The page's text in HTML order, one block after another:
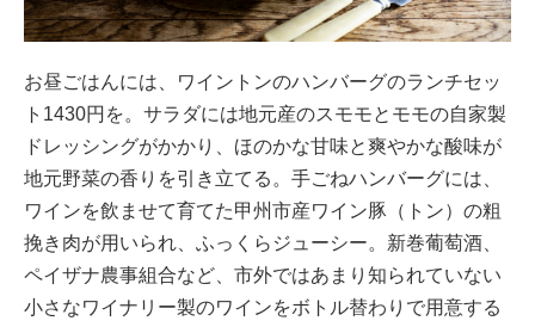
お昼ごはんには、ワイントンのハンバーグのランチセッ
ト1430円を。サラダには地元産のスモモとモモの自家製
ドレッシングがかかり、ほのかな甘味と爽やかな酸味が
地元野菜の香りを引き立てる。手ごねハンバーグには、
ワインを飲ませて育てた甲州市産ワイン豚（トン）の粗
挽き肉が用いられ、ふっくらジューシー。新巻葡萄酒、
ペイザナ農事組合など、市外ではあまり知られていない
小さなワイナリー製のワインをボトル替わりで用意する